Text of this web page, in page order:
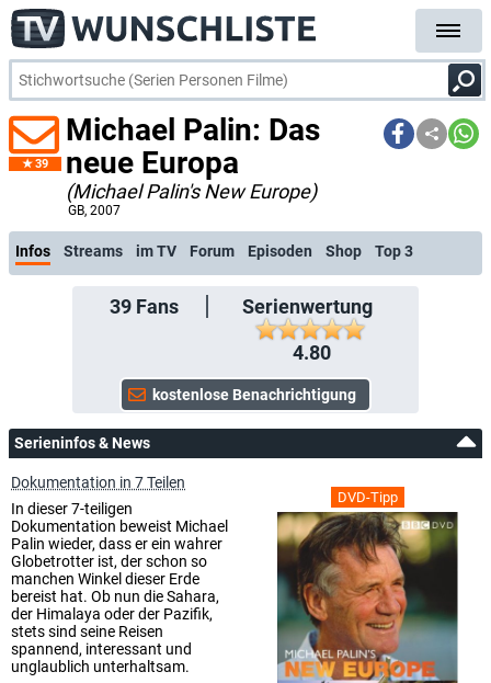
39
Michael Palin: Das
neue Europa
(Michael Palin's New Europe)
GB, 2007
kostenlose E-Mail-Benachrichtigung
Infos Streams im TV Forum Episoden Shop Top 3
39Fans
Serienwertung
4.80
Serieninfos & News
DVD-Tipp
Dokumentation in 7 Teilen
In dieser 7-teiligen
Dokumentation beweist Michael
Palin wieder, dass er ein wahrer
Globetrotter ist, der schon so
manchen Winkel dieser Erde
bereist hat. Ob nun die Sahara,
der Himalaya oder der Pazifik,
stets sind seine Reisen
spannend, interessant und
unglaublich unterhaltsam.